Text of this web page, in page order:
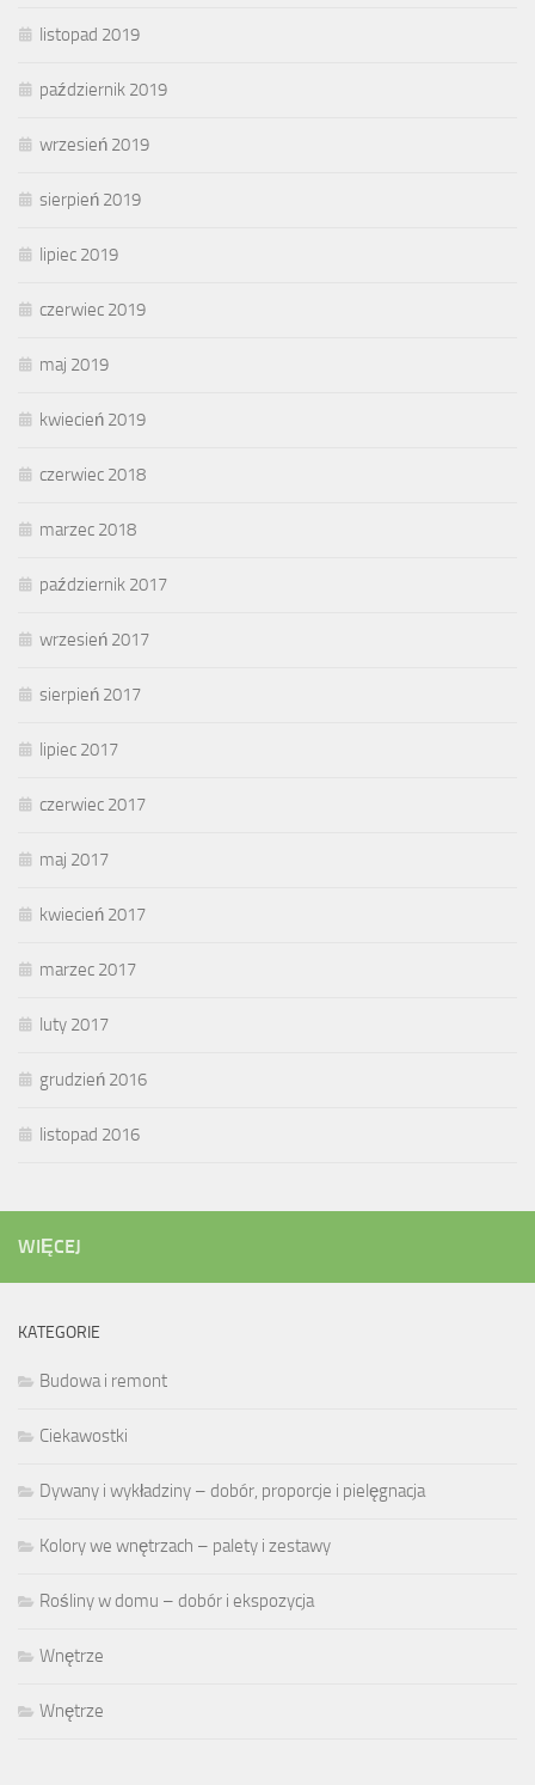
listopad 2019
październik 2019
wrzesień 2019
sierpień 2019
lipiec 2019
czerwiec 2019
maj 2019
kwiecień 2019
czerwiec 2018
marzec 2018
październik 2017
wrzesień 2017
sierpień 2017
lipiec 2017
czerwiec 2017
maj 2017
kwiecień 2017
marzec 2017
luty 2017
grudzień 2016
listopad 2016
WIĘCEJ
KATEGORIE
Budowa i remont
Ciekawostki
Dywany i wykładziny – dobór, proporcje i pielęgnacja
Kolory we wnętrzach – palety i zestawy
Rośliny w domu – dobór i ekspozycja
Wnętrze
Wnętrze